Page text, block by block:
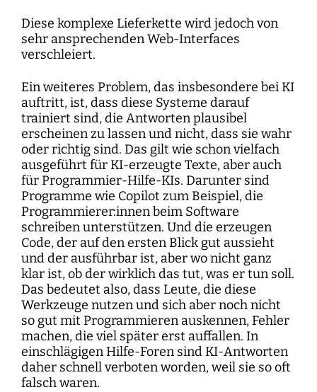
Diese komplexe Lieferkette wird jedoch von
sehr ansprechenden Web-Interfaces
verschleiert.
Ein weiteres Problem, das insbesondere bei KI
auftritt, ist, dass diese Systeme darauf
trainiert sind, die Antworten plausibel
erscheinen zu lassen und nicht, dass sie wahr
oder richtig sind. Das gilt wie schon vielfach
ausgeführt für KI-erzeugte Texte, aber auch
für Programmier-Hilfe-KIs. Darunter sind
Programme wie Copilot zum Beispiel, die
Programmierer:innen beim Software
schreiben unterstützen. Und die erzeugen
Code, der auf den ersten Blick gut aussieht
und der ausführbar ist, aber wo nicht ganz
klar ist, ob der wirklich das tut, was er tun soll.
Das bedeutet also, dass Leute, die diese
Werkzeuge nutzen und sich aber noch nicht
so gut mit Programmieren auskennen, Fehler
machen, die viel später erst auffallen. In
einschlägigen Hilfe-Foren sind KI-Antworten
daher schnell verboten worden, weil sie so oft
falsch waren.